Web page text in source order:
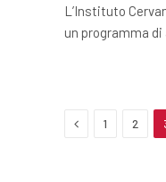
L’Instituto
un programma
Previous
1 2